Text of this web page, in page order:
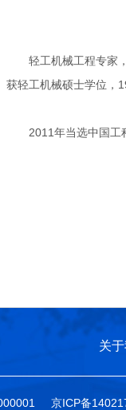
轻工机械工程专家，
获轻工机械硕士学位，
2011年当选中国工
关
京ICP备